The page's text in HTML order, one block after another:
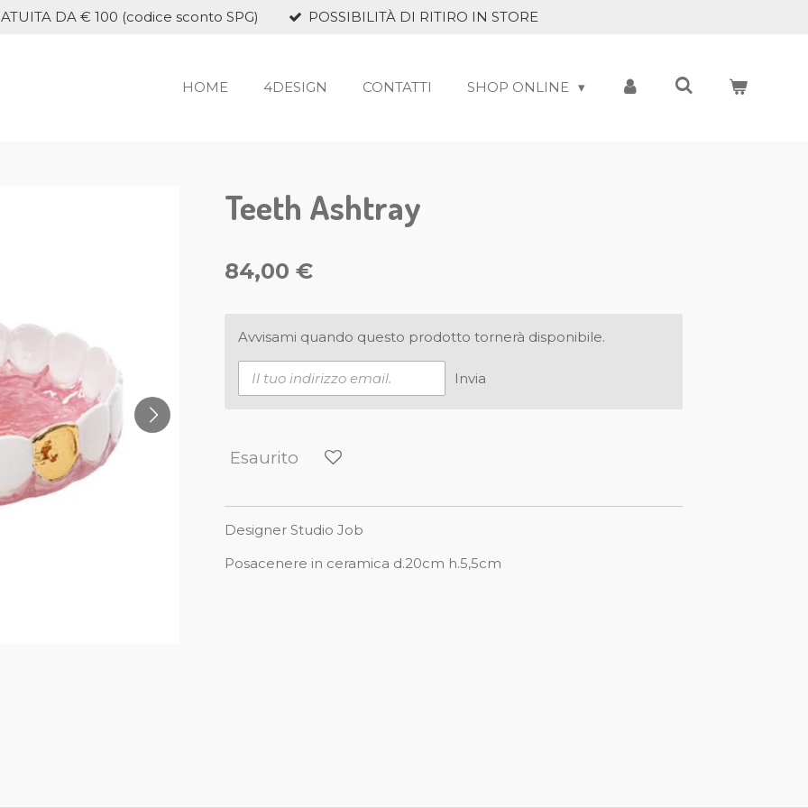
DA € 100 (codice sconto SPG) POSSIBILITÀ DI RITIRO IN STORE
HOME 4DESIGN CONTATTI SHOP ONLINE
Teeth Ashtray
84,00 €
Avvisami quando questo prodotto tornerà disponibile.
Invia
Esaurito
Designer Studio Job
Posacenere in ceramica d.20cm h.5,5cm